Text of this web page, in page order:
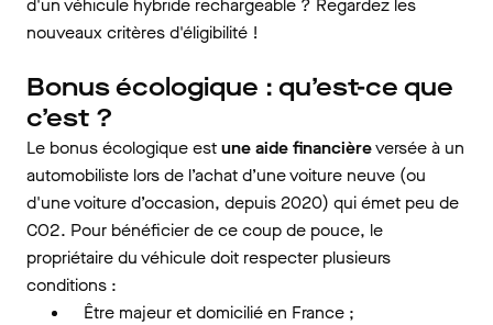
d'un véhicule hybride rechargeable ? Regardez les
nouveaux critères d'éligibilité !
Bonus écologique : qu’est-ce que
c’est ?
Le bonus écologique estune aide financièreversée à un
automobiliste lors de l’achat d’une voiture neuve (ou
d'une voiture d’occasion, depuis 2020) qui émet peu de
CO2. Pour bénéficier de ce coup de pouce, le
propriétaire du véhicule doit respecter plusieurs
conditions :
Être majeur et domicilié en France ;